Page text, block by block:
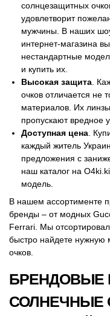
солнцезащитных
удовлетворит
мужчины. В наших
интернет-магазина
нестандартные
и купить их.
Высокая защита .
очков отличается не
материалов. Их
пропускают вредное
Доступная цена .
каждый житель
предложения с
наш каталог на
модель.
В нашем ассортименте
бренды – от модных
Ferrari. Мы
быстро найдете нужную
очков.
БРЕНДОВЫЕ
СОЛНЕЧНЫЕ